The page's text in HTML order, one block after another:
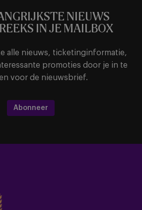
NIEUWS
IN JE MAILBOX
alle nieuws, ticketinginformatie,
promoties door je in te
voor de nieuwsbrief.
Abonneer